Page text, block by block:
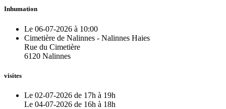
Inhumation
Le 06-07-2026 à 10:00
Cimetière de Nalinnes - Nalinnes Haies
Rue du Cimetière
6120 Nalinnes
visites
Le 02-07-2026 de 17h à 19h
Le 04-07-2026 de 16h à 18h